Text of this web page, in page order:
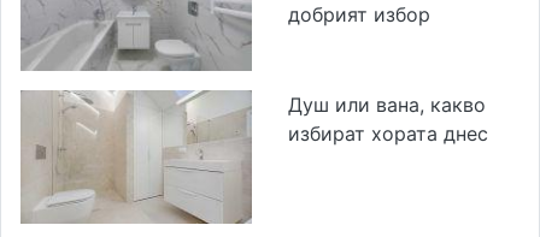
добрият избор
Душ или вана, какво
избират хората днес